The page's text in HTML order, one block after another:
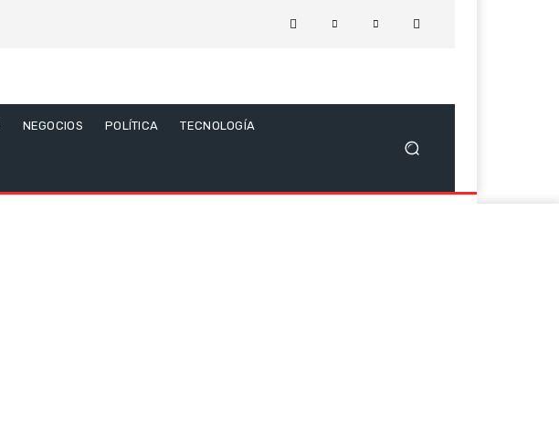
NEGOCIOS POLÍTICA TECNOLOGÍA